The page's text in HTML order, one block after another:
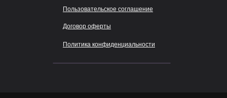
Договор оферты
Политика конфиденциальности
Пользовательское соглашение